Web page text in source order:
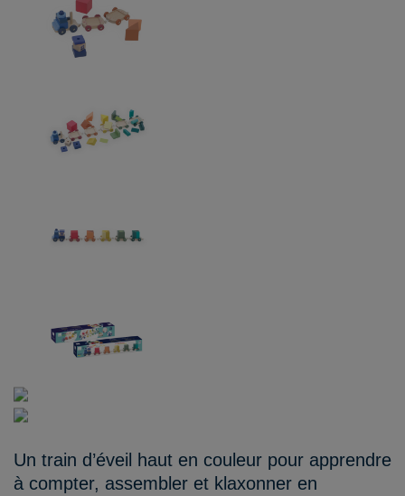
Un train d’éveil haut en couleur pour apprendre
à compter, assembler et klaxonner en